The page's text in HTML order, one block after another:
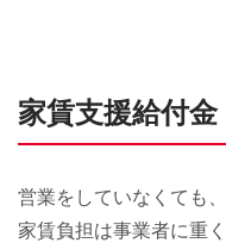
家賃支援給付金
営業をしていなくても
家賃負担は事業者に重